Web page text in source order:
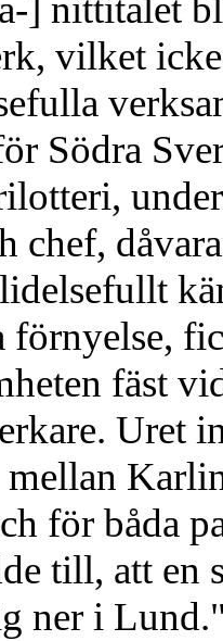
] nittitalet
vilket
Södra
chef,
förnyelse,
fäst
Uret
för båda
till, att en
ner i